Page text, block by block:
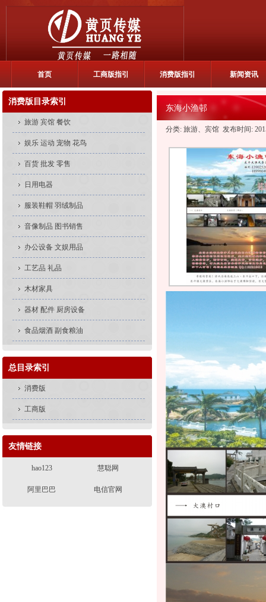
首页 工商版指引 消费版指引 新闻资讯
消费版目录索引
旅游 宾馆 餐饮
娱乐 运动 宠物 花鸟
百货 批发 零售
日用电器
服装鞋帽 羽绒制品
音像制品 图书销售
办公设备 文娱用品
工艺品 礼品
木材家具
器材 配件 厨房设备
食品烟酒 副食粮油
总目录索引
消费版
工商版
友情链接
hao123 慧聪网
阿里巴巴 电信官网
东海小渔邨
分类: 旅游、宾馆 发布时间: